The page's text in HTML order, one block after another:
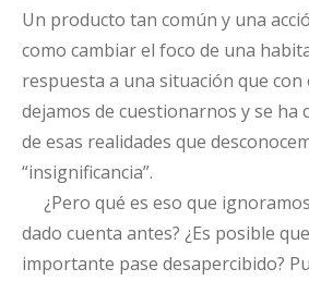
Un producto tan común y una
como cambiar el foco de una
respuesta a una situación que
dejamos de cuestionarnos y se ha
de esas realidades que
“insignificancia”.
¿Pero qué es eso que
dado cuenta antes? ¿Es posible
importante pase desapercibido?